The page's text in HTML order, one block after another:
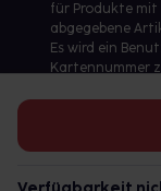
für Produkte mit
abgegebene
Es wird ein
Kartennummer
Betreiber des